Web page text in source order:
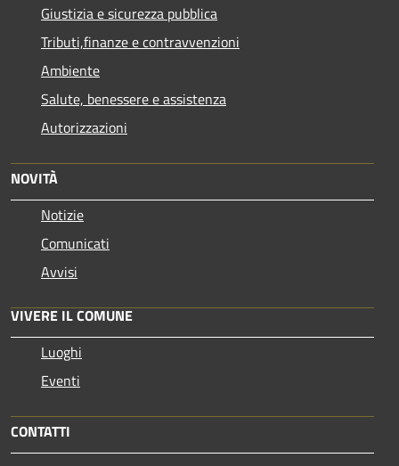
Giustizia e sicurezza pubblica
Tributi,finanze e contravvenzioni
Ambiente
Salute, benessere e assistenza
Autorizzazioni
NOVITÀ
Notizie
Comunicati
Avvisi
VIVERE IL COMUNE
Luoghi
Eventi
CONTATTI